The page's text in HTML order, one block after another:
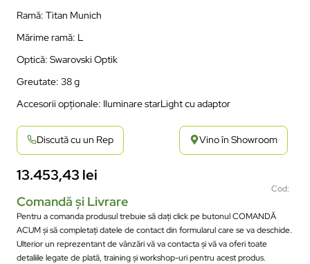
Ramă: Titan Munich
Mărime ramă: L
Optică: Swarovski Optik
Greutate: 38 g
Accesorii opționale: Iluminare starLight cu adaptor
Discută cu un Rep Vino în Showroom
13.453,43 lei
Cod:
Comandă și Livrare
Pentru a comanda produsul trebuie să dați click pe butonul COMANDĂ
ACUM și să completați datele de contact din formularul care se va deschide.
Ulterior un reprezentant de vânzări vă va contacta și vă va oferi toate
detaliile legate de plată, training și workshop-uri pentru acest produs.